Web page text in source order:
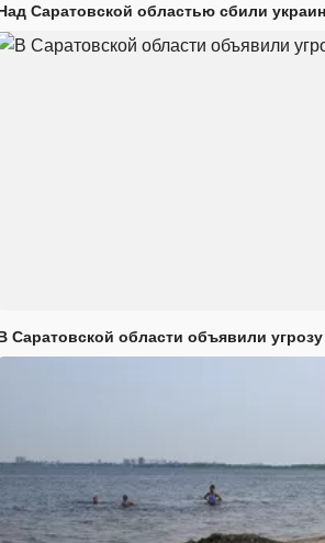
Саратовской областью сбили
Саратовской области объявили